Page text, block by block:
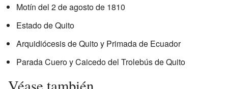
Motín del 2 de agosto de 1810
Estado de Quito
Arquidiócesis de Quito y Primada de Ecuador
Parada Cuero y Caicedo del Trolebús de Quito